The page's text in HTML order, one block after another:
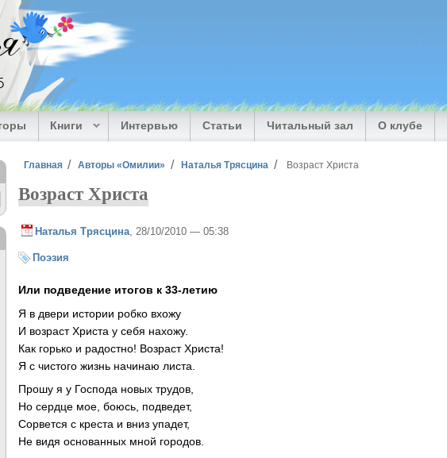
Книги Интервью Статьи Читальный зал О клубе
Вы здесь
Главная Авторы «Омилии» Наталья Трясцина Возраст Христа
Возраст Христа
Наталья Трясцина , 28/10/2010 — 05:38
Поэзия
Или подведение итогов к 33-летию
Я в двери истории робко вхожу
И возраст Христа у себя нахожу.
Как горько и радостно! Возраст Христа!
Я с чистого жизнь начинаю листа.
Прошу я у Господа новых трудов,
Но сердце мое, боюсь, подведет,
Сорвется с креста и вниз упадет,
Не видя основанных мной городов.